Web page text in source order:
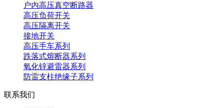
户内高压真空断路器
高压负荷开关
高压隔离开关
接地开关
高压手车系列
跌落式熔断器系列
氧化锌避雷器系列
防雷支柱绝缘子系列
联系我们